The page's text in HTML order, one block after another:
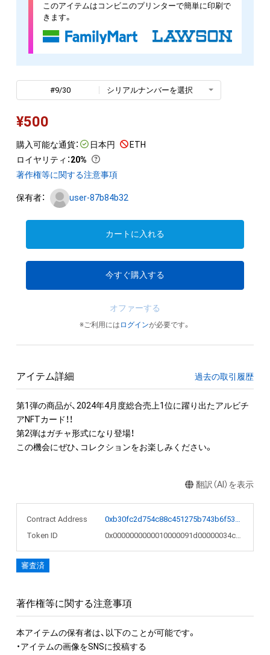
このアイテムはコンビニのプリンターで簡単に印刷で
きます。
#9/30 シリアルナンバーを選択
¥500
購入可能な通貨： 日本円
ETH
ロイヤリティ ：20%
著作権等に関する注意事項
保有者： user-87b84b32
カートに入れる
今すぐ購入する
オファーする
※ご利用には ログインが必要です。
アイテム詳細 過去の取引履歴
第1弾の商品が、2024年4月度総合売上1位に躍り出たアルビチ
アNFTカード！！
第2弾はガチャ形式になり登場！
この機会にぜひ、コレクションをお楽しみください。
翻訳（AI）を表示
Contract Address
0xb30fc2d754c88c451275b743b6f530f19f643683
Token ID
0x0000000000010000091d00000034cd72
審査済
著作権等に関する注意事項
本アイテムの保有者は、以下のことが可能です。
・アイテムの画像をSNSに投稿する